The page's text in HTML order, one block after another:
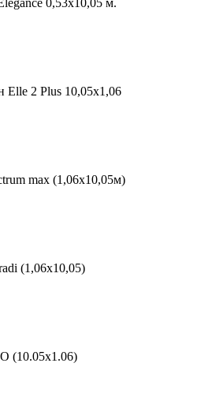
2 Plus 10,05x1,06
max (1,06x10,05м)
(1,06x10,05)
(10.05х1.06)